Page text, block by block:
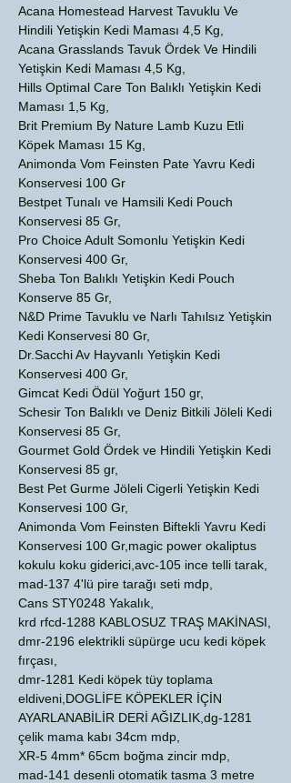
Acana Homestead Harvest Tavuklu Ve
Hindili Yetişkin Kedi Maması 4,5 Kg,
Acana Grasslands Tavuk Ördek Ve Hindili
Yetişkin Kedi Maması 4,5 Kg,
Hills Optimal Care Ton Balıklı Yetişkin Kedi
Maması 1,5 Kg,
Brit Premium By Nature Lamb Kuzu Etli
Köpek Maması 15 Kg,
Animonda Vom Feinsten Pate Yavru Kedi
Konservesi 100 Gr
Bestpet Tunalı ve Hamsili Kedi Pouch
Konservesi 85 Gr,
Pro Choice Adult Somonlu Yetişkin Kedi
Konservesi 400 Gr,
Sheba Ton Balıklı Yetişkin Kedi Pouch
Konserve 85 Gr,
N&D Prime Tavuklu ve Narlı Tahılsız Yetişkin
Kedi Konservesi 80 Gr,
Dr.Sacchi Av Hayvanlı Yetişkin Kedi
Konservesi 400 Gr,
Gimcat Kedi Ödül Yoğurt 150 gr,
Schesir Ton Balıklı ve Deniz Bitkili Jöleli Kedi
Konservesi 85 Gr,
Gourmet Gold Ördek ve Hindili Yetişkin Kedi
Konservesi 85 gr,
Best Pet Gurme Jöleli Cigerli Yetişkin Kedi
Konservesi 100 Gr,
Animonda Vom Feinsten Biftekli Yavru Kedi
Konservesi 100 Gr,magic power okaliptus
kokulu koku giderici,avc-105 ince telli tarak,
mad-137 4'lü pire tarağı seti mdp,
Cans STY0248 Yakalık,
krd rfcd-1288 KABLOSUZ TRAŞ MAKİNASI,
dmr-2196 elektrikli süpürge ucu kedi köpek
fırçası,
dmr-1281 Kedi köpek tüy toplama
eldiveni,DOGLİFE KÖPEKLER İÇİN
AYARLANABİLİR DERİ AĞIZLIK,dg-1281
çelik mama kabı 34cm mdp,
XR-5 4mm* 65cm boğma zincir mdp,
mad-141 desenli otomatik tasma 3 metre